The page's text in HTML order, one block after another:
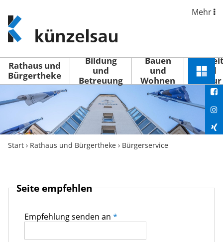
www.kuenzelsau.de
(zur
Startseite)
Mehr
Rathaus und
Bürgertheke
Bildung
und
Betreuung
Bauen
und
Wohnen
Freizeit
und
Kultur
Menü
Start › Rathaus und Bürgertheke › Bürgerservice
Seite empfehlen
Empfehlung senden an *